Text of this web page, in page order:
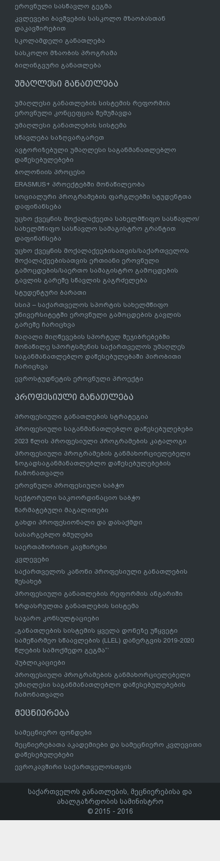
ეროვნული სასწავლო გეგმა
კვლევები ბავშვების სასკოლო მზაობასთან
დაკავშირებით
სკოლამდელი განათლება
სასკოლო მზაობის პროგრამა
ბილინგვური განათლება
უმაღლესი განათლება
უმაღლესი განათლების სისტემის რეფორმის
ეროვნული კონცეფცია შემუშავდა
უმაღლესი განათლების სისტემა
სწავლება საზღვარგარეთ
ავტორიზებული უმაღლესი საგანმანათლებლო
დაწესებულებები
ბოლონიის პროცესი
ERASMUS+ პროექტებში მონაწილეობა
სოციალური პროგრამების ფარგლებში სტუდენტთა
დაფინანსება
უცხო ქვეყნის მოქალაქეეთა სახელმწიფო სასწავლო/
სახელმწიფო სასწავლო სამაგისტრო გრანტით
დაფინანსება
უცხო ქვეყნის მოქალაქეებისათვის/საქართველოს
მოქალაქეებისათვის ერთიანი ეროვნული
გამოცდების/საერთო სამაგისტრო გამოცდების
გავლის გარეშე სწავლის გაგრძელება
სტუდენტური ბარათი
სსიპ – საქართველოს სპორტის სახელმწიფო
უნივერსიტეტში ეროვნული გამოცდების გავლის
გარეშე ჩარიცხვა
მაღალი მიღწევების სპორტულ შეჯიბრებებში
მონაწილე სპორტსმენის საქართველოს უმაღლეს
საგანმანათლებლო დაწესებულებაში პირობითი
ჩარიცხვა
ევროსტუდნეტის ეროვნული პროექტი
პროფესიული განათლება
პროფესიული განათლების სტრატეგია
პროფესიული საგანმანათლებლო დაწესებულებები
2023 წლის პროფესიული პროგრამების კატალოგი
პროფესიული პროგრამების განმახორციელებელი
ზოგადსაგანმანათლებლო დაწესებულებების
ჩამონათვალი
ეროვნული პროფესიული საბჭო
სექტორული საკოორდინაციო საბჭო
წარმატებული მაგალითები
გახდი პროფესიონალი და დასაქმდი
სასარგებლო ბმულები
საერთაშორისო კავშირები
კვლევები
საქართველოს კანონი პროფესიული განათლების
შესახებ
პროფესიული განათლების რეფორმის ანგარიში
ზრდასრულთა განათლების სისტემა
საჯარო კონსულტაციები
„განათლების სისტემის ყველა დონეზე უწყვეტი
სამეწარმეო სწაავლების (LLEL) დანერგვის 2019-2020
წლების სამოქმედო გეგმა“’
პუბლიკაციები
პროფესიული პროგრამების განმახორციელებელი
უმაღლესი საგანმანათლებლო დაწესებულებების
ჩამონათვალი
მეცნიერება
სამეცნიერო ფონდები
მეცნიერებათა აკადემიები და სამეცნიერო კვლევითი
დაწესებულებები
ევროკავშირი საქართველოსთვის
საქართველოს განათლების, მეცნიერებისა და
ახალგაზრდობის სამინისტრო
© 2015 - 2016